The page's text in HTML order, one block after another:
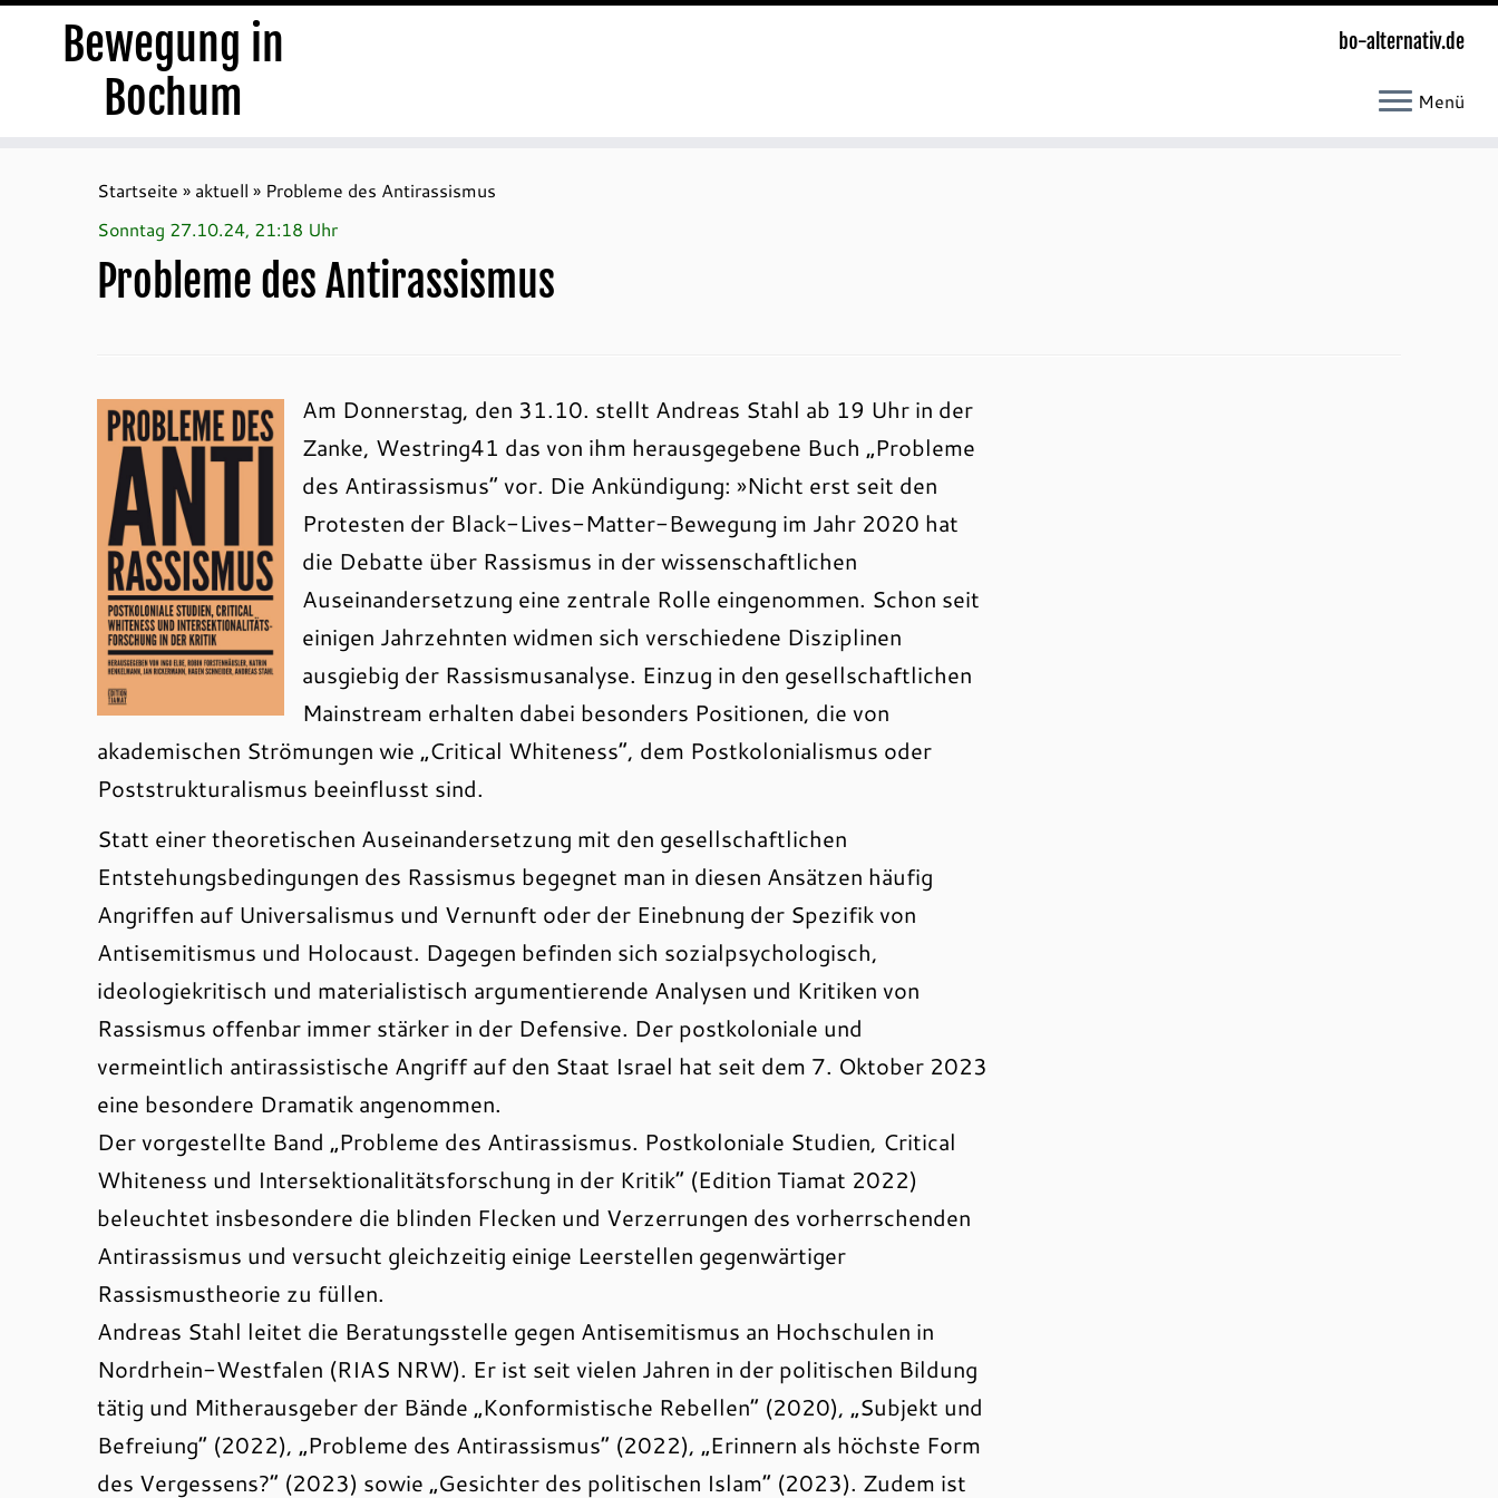
Bewegung in
Bochum
bo-alternativ.de
Menü
Startseite » aktuell » Probleme des Antirassismus
Sonntag 27.10.24, 21:18 Uhr
Probleme des Antirassismus
Am Donnerstag, den 31.10. stellt Andreas Stahl ab 19 Uhr in der
Zanke, Westring41 das von ihm herausgegebene Buch „Probleme
des Antirassismus“ vor. Die Ankündigung: »Nicht erst seit den
Protesten der Black-Lives-Matter-Bewegung im Jahr 2020 hat
die Debatte über Rassismus in der wissenschaftlichen
Auseinandersetzung eine zentrale Rolle eingenommen. Schon seit
einigen Jahrzehnten widmen sich verschiedene Disziplinen
ausgiebig der Rassismusanalyse. Einzug in den gesellschaftlichen
Mainstream erhalten dabei besonders Positionen, die von
akademischen Strömungen wie „Critical Whiteness“, dem Postkolonialismus oder
Poststrukturalismus beeinflusst sind.
Statt einer theoretischen Auseinandersetzung mit den gesellschaftlichen
Entstehungsbedingungen des Rassismus begegnet man in diesen Ansätzen häufig
Angriffen auf Universalismus und Vernunft oder der Einebnung der Spezifik von
Antisemitismus und Holocaust. Dagegen befinden sich sozialpsychologisch,
ideologiekritisch und materialistisch argumentierende Analysen und Kritiken von
Rassismus offenbar immer stärker in der Defensive. Der postkoloniale und
vermeintlich antirassistische Angriff auf den Staat Israel hat seit dem 7. Oktober 2023
eine besondere Dramatik angenommen.
Der vorgestellte Band „Probleme des Antirassismus. Postkoloniale Studien, Critical
Whiteness und Intersektionalitätsforschung in der Kritik“ (Edition Tiamat 2022)
beleuchtet insbesondere die blinden Flecken und Verzerrungen des vorherrschenden
Antirassismus und versucht gleichzeitig einige Leerstellen gegenwärtiger
Rassismustheorie zu füllen.
Andreas Stahl leitet die Beratungsstelle gegen Antisemitismus an Hochschulen in
Nordrhein-Westfalen (RIAS NRW). Er ist seit vielen Jahren in der politischen Bildung
tätig und Mitherausgeber der Bände „Konformistische Rebellen“ (2020), „Subjekt und
Befreiung“ (2022), „Probleme des Antirassismus“ (2022), „Erinnern als höchste Form
des Vergessens?“ (2023) sowie „Gesichter des politischen Islam“ (2023). Zudem ist